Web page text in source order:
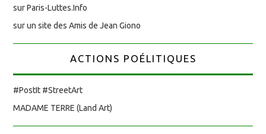
sur Paris-Luttes.Info
sur un site des Amis de Jean Giono
ACTIONS POÉLITIQUES
#PostIt #StreetArt
MADAME TERRE (Land Art)